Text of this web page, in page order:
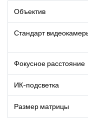
Объектив
Стандарт
Фокусное расстояние
ИК-подсветка
Размер матрицы